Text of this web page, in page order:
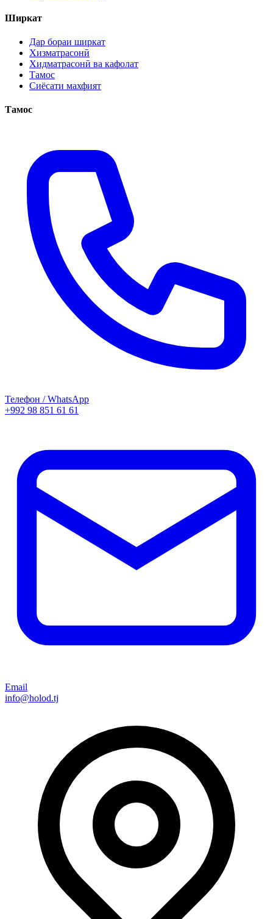
Ширкат
Дар бораи ширкат
Хизматрасонӣ
Хидматрасонӣ ва кафолат
Тамос
Сиёсати махфият
Тамос
Телефон / WhatsApp
+992 98 851 61 61
Email
info@holod.tj